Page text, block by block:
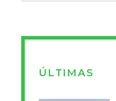
ÚLTIMAS